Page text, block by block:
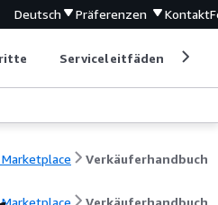
Deutsch Präferenzen Kontakt
Serviceleitfäden
Marketplace Verkäuferhandbuch
Marketplace Verkäuferhandbuch